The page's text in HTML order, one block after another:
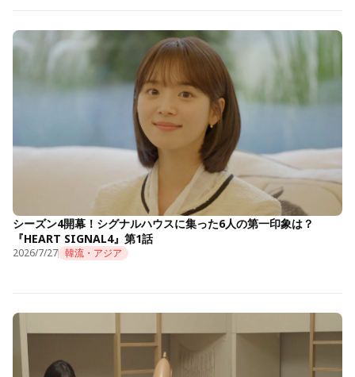
シーズン4開幕！シグナルハウスに集った6人の第一印象は？
『HEART SIGNAL4』第1話
2026/7/27 韓流・アジア